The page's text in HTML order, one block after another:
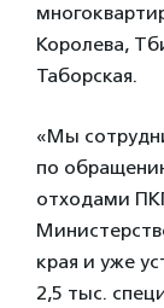
Королева,
Таборская.
«Мы
по
отходами
края и уже
2,5 тыс.